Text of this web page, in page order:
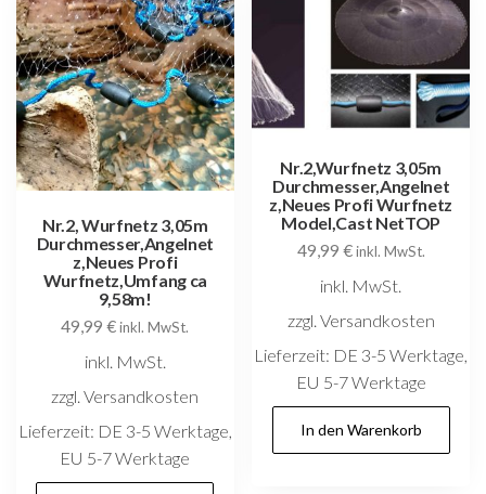
Nr.2, Wurfnetz 3,05m
Durchmesser,Angelnet
z,Neues Profi
Wurfnetz,Umfang ca
9,58m!
49,99€ inkl. MwSt.
inkl. MwSt.
zzgl. Versandkosten
Lieferzeit: DE 3-5 Werktage,
EU 5-7 Werktage
Nr.2,Wurfnetz 3,05m
Durchmesser,Angelnet
z,Neues Profi Wurfnetz
Model,Cast NetTOP
49,99 € inkl. MwSt.
inkl. MwSt.
zzgl. Versandkosten
Lieferzeit: DE 3-5 Werktage,
EU 5-7 Werktage
In den Warenkorb